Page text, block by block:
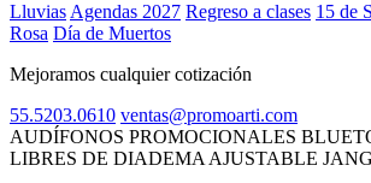
Lluvias Agendas 2027 Regreso a clases 15 de
Rosa Día de Muertos
Mejoramos cualquier cotización
55.5203.0610 ventas@promoarti.com
AUDÍFONOS PROMOCIONALES
LIBRES DE DIADEMA AJUSTABLE